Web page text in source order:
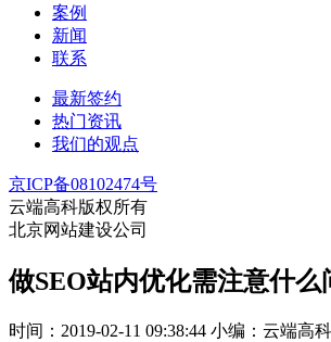
案例
新闻
联系
最新签约
热门资讯
我们的观点
京ICP备08102474号
云端高科版权所有
北京网站建设公司
做SEO站内优化需注意什么
时间：2019-02-11 09:38:44 小编：云端高科